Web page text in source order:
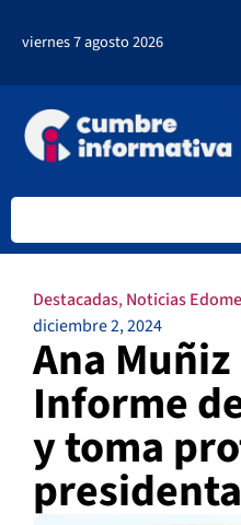
viernes 7 agosto 2026
Destacadas,Noticias
diciembre 2, 2024
Ana
Informe
y toma